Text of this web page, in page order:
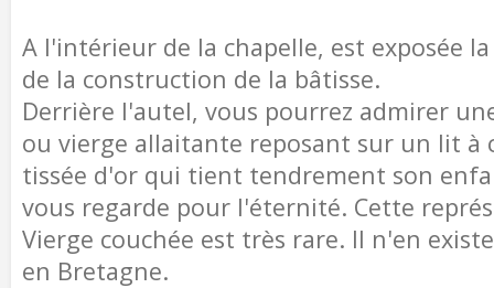
A l'intérieur de la chapelle, est exposée
de la construction de la bâtisse.
Derrière l'autel, vous pourrez admirer
ou vierge allaitante reposant sur un lit à
tissée d'or qui tient tendrement son
vous regarde pour l'éternité. Cette
Vierge couchée est très rare. Il n'en
en Bretagne.